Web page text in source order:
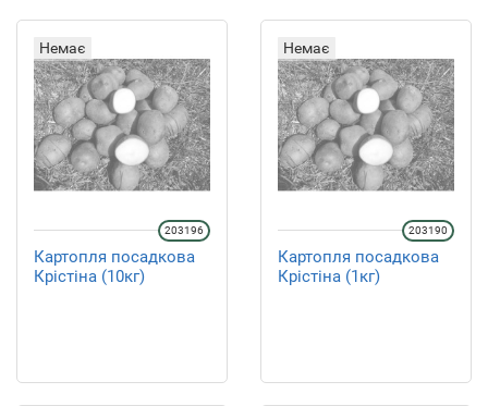
Немає
Картопля посадкова
Крістіна (10кг)
203196
Немає
Картопля посадкова
Крістіна (1кг)
203190